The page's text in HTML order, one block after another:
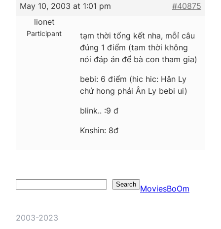
May 10, 2003 at 1:01 pm
#40875
lionet
Participant
tạm thời tổng kết nha, mỗỉ câu
đúng 1 điểm (tam thời không
nói đáp án để bà con tham gia)
bebi: 6 điểm (hic hic: Hân Ly
chứ hong phải Ân Ly bebi ui)
blink.. :9 đ
Knshin: 8đ
Search MoviesBoOm
2003-2023